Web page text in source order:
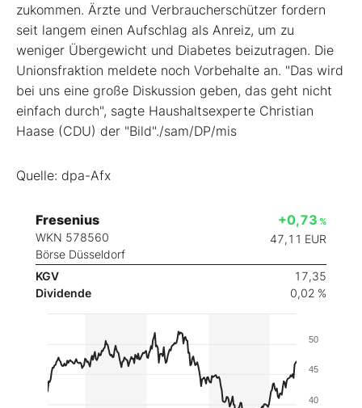
zukommen. Ärzte und Verbraucherschützer fordern
seit langem einen Aufschlag als Anreiz, um zu
weniger Übergewicht und Diabetes beizutragen. Die
Unionsfraktion meldete noch Vorbehalte an. "Das wird
bei uns eine große Diskussion geben, das geht nicht
einfach durch", sagte Haushaltsexperte Christian
Haase (CDU) der "Bild"./sam/DP/mis
Quelle: dpa-Afx
Fresenius
WKN 578560
Börse Düsseldorf
+0,73 %
47,11 EUR
KGV
17,35
Dividende
0,02 %
40
45
50